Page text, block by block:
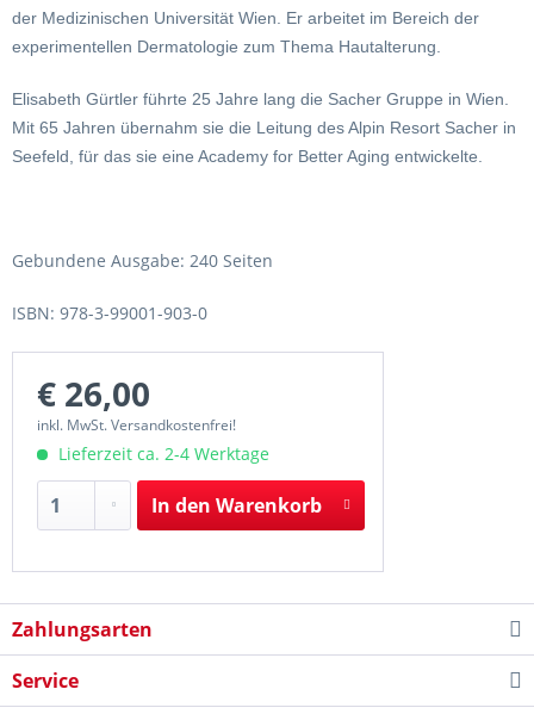
der Medizinischen Universität Wien. Er arbeitet im Bereich der
experimentellen Dermatologie zum Thema Hautalterung.
Elisabeth Gürtler führte 25 Jahre lang die Sacher Gruppe in Wien.
Mit 65 Jahren übernahm sie die Leitung des Alpin Resort Sacher in
Seefeld, für das sie eine Academy for Better Aging entwickelte.
Gebundene Ausgabe: 240 Seiten
ISBN: 978-3-99001-903-0
€ 26,00
inkl. MwSt. Versandkostenfrei!
Lieferzeit ca. 2-4 Werktage
In den Warenkorb
Zahlungsarten
Service